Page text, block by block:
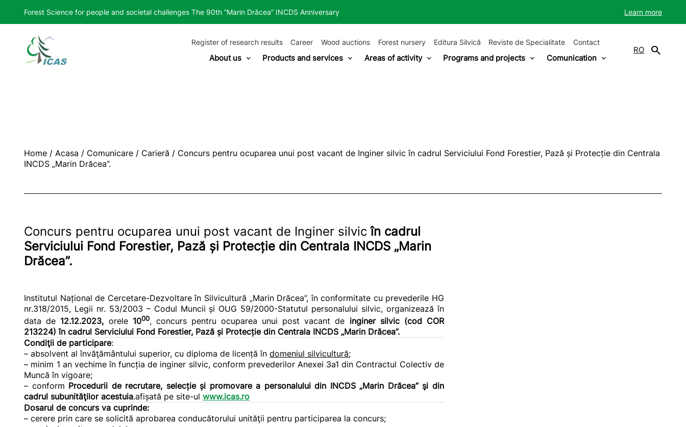
Forest Science for people and societal challenges The 90th “Marin Drăcea” INCDS Anniversary Learn more
Register of research results Career Wood auctions Forest nursery Editura Silvică Reviste de Specialitate Contact
About us Products and services Areas of activity Programs and projects Comunication
RO
Home /Acasa / Comunicare / Carieră / Concurs pentru ocuparea unui post vacant de Inginer silvic în cadrul Serviciului Fond Forestier, Pază și Protecție din Centrala
INCDS „Marin Drăcea”.
Concurs pentru ocuparea unui post vacant de Inginer silvicîn cadrul
Serviciului Fond Forestier, Pază și Protecție din Centrala INCDS „Marin
Drăcea”.
Institutul Național de Cercetare-Dezvoltare în Silvicultură „Marin Drăcea”, în conformitate cu prevederile HG
nr.318/2015, Legii nr. 53/2003 – Codul Muncii și OUG 59/2000-Statutul personalului silvic, organizează în
data de 12.12.2023, orele 1000, concurs pentru ocuparea unui post vacant de inginer silvic (cod COR
213224) în cadrul Serviciului Fond Forestier, Pază și Protecțiedin Centrala INCDS „Marin Drăcea”.
Condiţii de participare:
– absolvent al învăţământului superior, cu diploma de licență îndomeniul silvicultură;
– minim 1 an vechime în funcția de inginer silvic, conform prevederilor Anexei 3a1 din Contractul Colectiv de
Muncă în vigoare;
– conform Procedurii de recrutare, selecție și promovare a personalului din INCDS „Marin Drăcea” şi din
cadrul subunităţilor acestuia.afișată pe site-ulwww.icas.ro
Dosarul de concurs va cuprinde:
– cerere prin care se solicită aprobarea conducătorului unităţii pentru participarea la concurs;